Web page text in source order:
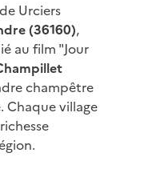
Urciers
(36160),
au film "Jour
champêtre
Chaque village